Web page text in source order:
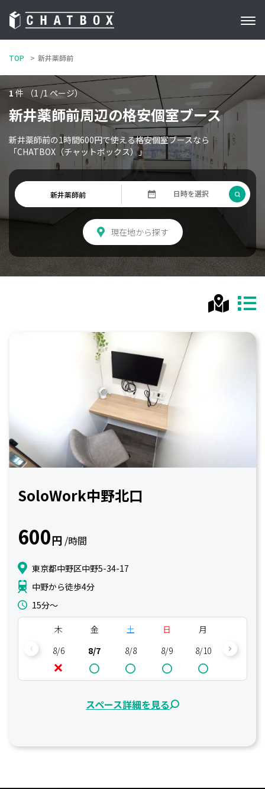
TOP 新井薬師前
1件 （1 /1 ページ）
新井薬師前周辺の格安個室ブース
新井薬師前の1時間600円で使える格安個室ブースなら
「CHATBOX（チャットボックス）」
現在地から探す
SoloWork中野北口
600円 /時間
東京都中野区中野5-34-17
中野から徒歩4分
15分〜
木
8/6
金
8/7
土
8/8
日
8/9
月
8/10
8/11
スペース詳細を見る